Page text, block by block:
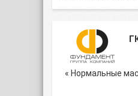
« Нормальные